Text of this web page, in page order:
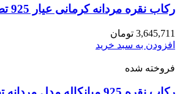
رکاب نقره مردانه کرمانی عیار 925 تضمینی
3,645,711 تومان
افزودن به سبد خرید
فروخته شده